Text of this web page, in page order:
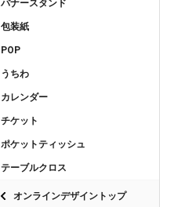
バナースタンド
包装紙
POP
うちわ
カレンダー
チケット
ポケットティッシュ
テーブルクロス
オンラインデザイントップ